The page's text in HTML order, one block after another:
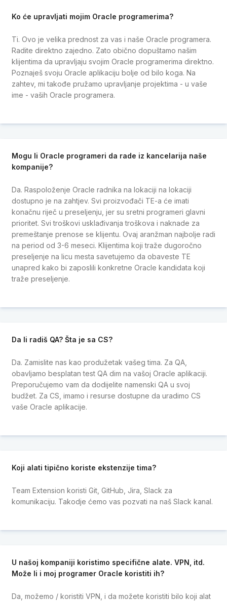
Ko će upravljati mojim Oracle programerima?
Ti. Ovo je velika prednost za vas i naše Oracle programera.
Radite direktno zajedno. Zato obično dopuštamo našim
klijentima da upravljaju svojim Oracle programerima direktno.
Poznaješ svoju Oracle aplikaciju bolje od bilo koga. Na
zahtev, mi takođe pružamo upravljanje projektima - u vaše
ime - vaših Oracle programera.
Mogu li Oracle programeri da rade iz kancelarija naše
kompanije?
Da. Raspoloženje Oracle radnika na lokaciji na lokaciji
dostupno je na zahtjev. Svi proizvođači TE-a će imati
konačnu riječ u preseljenju, jer su sretni programeri glavni
prioritet. Svi troškovi usklađivanja troškova i naknade za
premeštanje prenose se klijentu. Ovaj aranžman najbolje radi
na period od 3-6 meseci. Klijentima koji traže dugoročno
preseljenje na licu mesta savetujemo da obaveste TE
unapred kako bi zaposlili konkretne Oracle kandidata koji
traže preseljenje.
Da li radiš QA? Šta je sa CS?
Da. Zamislite nas kao produžetak vašeg tima. Za QA,
obavljamo besplatan test QA dim na vašoj Oracle aplikaciji.
Preporučujemo vam da dodijelite namenski QA u svoj
budžet. Za CS, imamo i resurse dostupne da uradimo CS
vaše Oracle aplikacije.
Koji alati tipično koriste ekstenzije tima?
Team Extension koristi Git, GitHub, Jira, Slack za
komunikaciju. Takodje ćemo vas pozvati na naš Slack kanal.
U našoj kompaniji koristimo specifične alate. VPN, itd.
Može li i moj programer Oracle koristiti ih?
Da, možemo / koristiti VPN, i da možete koristiti bilo koji alat